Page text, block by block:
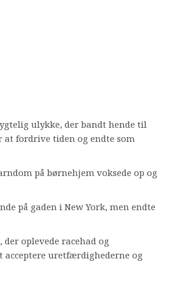
ulykke, der bandt hende til
fordrive tiden og endte som
på børnehjem voksede op og
på gaden i New York, men endte
der oplevede racehad og
acceptere uretfærdighederne og